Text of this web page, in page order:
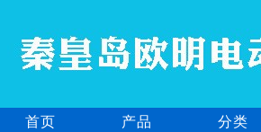
首页 产品 分类